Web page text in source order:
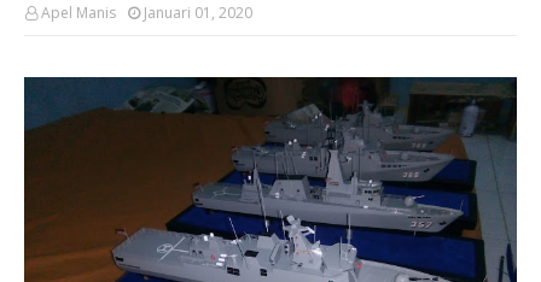
Apel Manis Januari 01, 2020